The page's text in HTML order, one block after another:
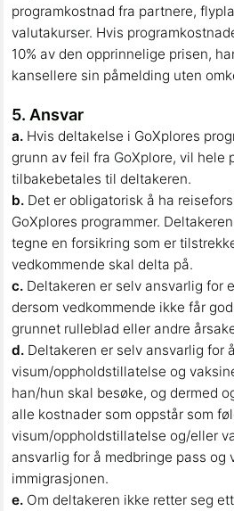
programkostnad fra partnere,
valutakurser. Hvis
10% av den opprinnelige prisen,
kansellere sin påmelding uten
5. Ansvar
a. Hvis deltakelse i GoXplores
grunn av feil fra GoXplore, vil hele
tilbakebetales til deltakeren.
b. Det er obligatorisk å ha
GoXplores programmer.
tegne en forsikring som er
vedkommende skal delta på.
c. Deltakeren er selv ansvarlig for
dersom vedkommende ikke får
grunnet rulleblad eller andre
d. Deltakeren er selv ansvarlig for
visum/oppholdstillatelse og
han/hun skal besøke, og dermed
alle kostnader som oppstår som
visum/oppholdstillatelse og/eller
ansvarlig for å medbringe pass og
immigrasjonen.
e. Om deltakeren ikke retter seg